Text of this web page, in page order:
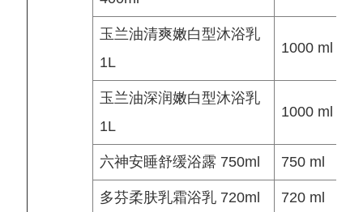
玉兰油清爽嫩白型沐浴乳
1L
1000 ml
玉兰油深润嫩白型沐浴乳
1L
1000 ml
六神安睡舒缓浴露 750ml 750 ml
多芬柔肤乳霜浴乳 720ml 720 ml